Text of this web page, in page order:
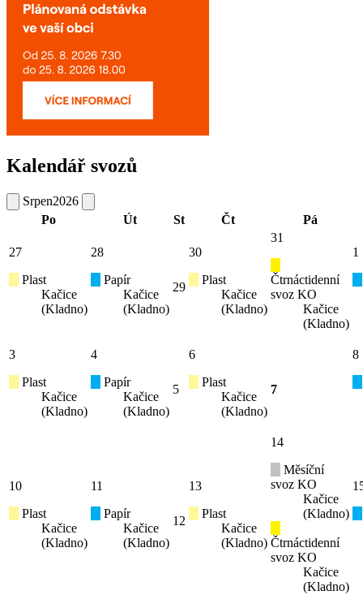
Kalendář svozů
Srpen2026
Po
Út St Čt Pá
27
Plast
Kačice
(Kladno)
28
Papír
Kačice
(Kladno)
29
30
Plast
Kačice
(Kladno)
31
Čtrnáctidenní
svoz KO
Kačice
(Kladno)
1
3
Plast
Kačice
(Kladno)
4
Papír
Kačice
(Kladno)
5
6
Plast
Kačice
(Kladno)
7
8
10
Plast
Kačice
(Kladno)
11
Papír
Kačice
(Kladno)
12
13
Plast
Kačice
(Kladno)
14
Měsíční
svoz KO
Kačice
(Kladno)
Čtrnáctidenní
svoz KO
Kačice
(Kladno)